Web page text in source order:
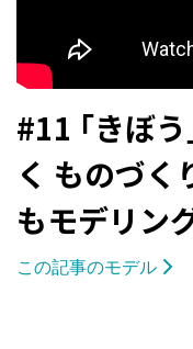
#11 ｢きぼ
く ものづく
もモデリン
この記事のモデル